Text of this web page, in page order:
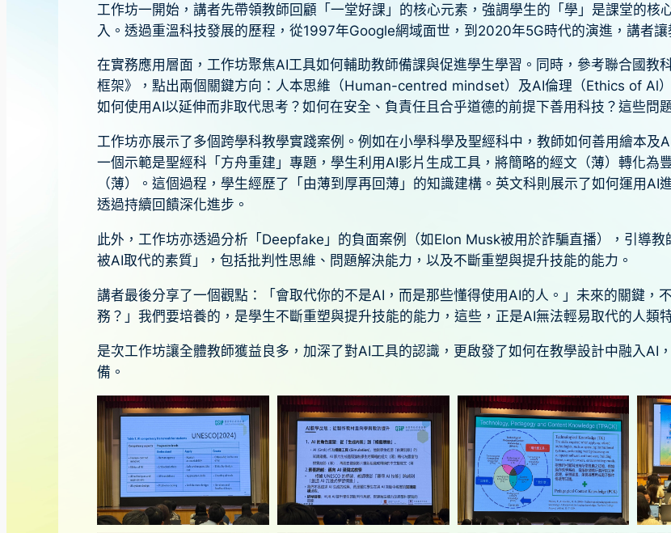
工作坊一開始，講者先帶領教師回顧「一堂好課」的核心元素，強調學生的「學」是課堂的核
入。透過重溫科技發展的歷程，從1997年Google網域面世，到2020年5G時代的演進，講者讓
在實務應用層面，工作坊聚焦AI工具如何輔助教師備課與促進學生學習。同時，參考聯合國
框架》，點出兩個關鍵方向：人本思維（Human-centred mindset）及AI倫理（Ethics of Al
如何使用AI以延伸而非取代思考？如何在安全、負責任且合乎道德的前提下善用科技？這些問
工作坊亦展示了多個跨學科教學實踐案例。例如在小學科學及聖經科中，教師如何善用繪本及
一個示範是聖經科「方舟重建」專題，學生利用AI影片生成工具，將簡略的經文（薄）轉化為
（薄）。這個過程，學生經歷了「由薄到厚再回薄」的知識建構。英文科則展示了如何運用
透過持續回饋深化進步。
此外，工作坊亦透過分析「Deepfake」的負面案例（如Elon Musk被用於詐騙直播），引導
被AI取代的素質」，包括批判性思維、問題解決能力，以及不斷重塑與提升技能的能力。
講者最後分享了一個觀點：「會取代你的不是AI，而是那些懂得使用AI的人。」未來的關鍵，
務？」我們要培養的，是學生不斷重塑與提升技能的能力，這些，正是AI無法輕易取代的人類
是次工作坊讓全體教師獲益良多，加深了對AI工具的認識，更啟發了如何在教學設計中融入AI
備。